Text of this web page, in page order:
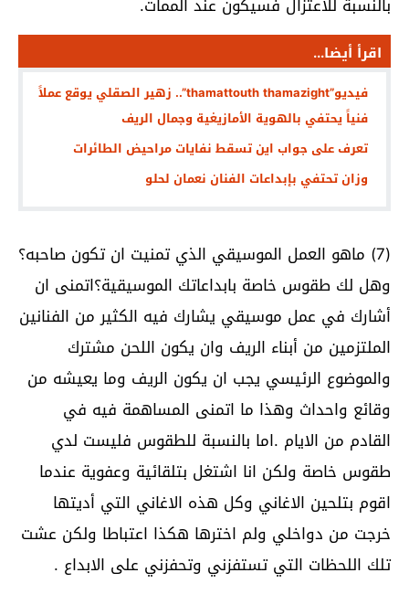
اقرأ أيضا...
فيديو”thamattouth thamazight”.. زهير الصقلي يوقع عملاً
فنياً يحتفي بالهوية الأمازيغية وجمال الريف
تعرف على جواب اين تسقط نفايات مراحيض الطائرات
وزان تحتفي بإبداعات الفنان نعمان لحلو
(7) ماهو العمل الموسيقي الذي تمنيت ان تكون صاحبه؟
وهل لك طقوس خاصة بابداعاتك الموسيقية؟اتمنى ان
أشارك في عمل موسيقي يشارك فيه الكثير من الفنانين
الملتزمين من أبناء الريف وان يكون اللحن مشترك
والموضوع الرئيسي يجب ان يكون الريف وما يعيشه من
وقائع واحداث وهذا ما اتمنى المساهمة فيه في
القادم من الايام .اما بالنسبة للطقوس فليست لدي
طقوس خاصة ولكن انا اشتغل بتلقائية وعفوية عندما
اقوم بتلحين الاغاني وكل هذه الاغاني التي أديتها
خرجت من دواخلي ولم اخترها هكذا اعتباطا ولكن عشت
تلك اللحظات التي تستفزني وتحفزني على الابداع .